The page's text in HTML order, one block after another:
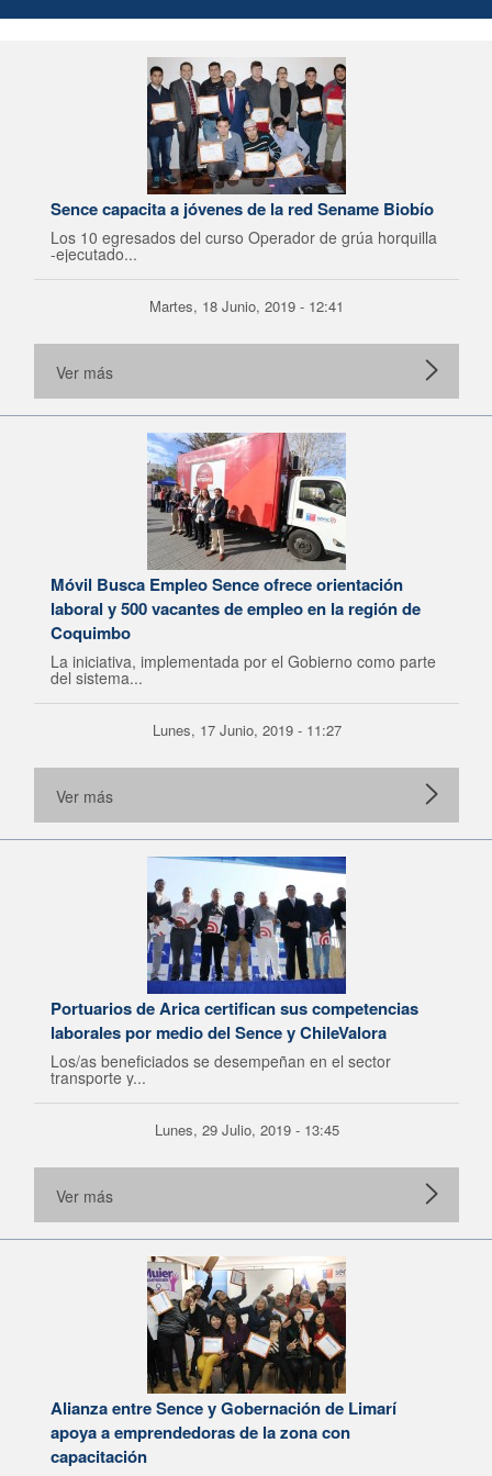
Sence capacita a jóvenes de la red Sename Biobío
Los 10 egresados del curso Operador de grúa horquilla
-ejecutado...
Martes, 18 Junio, 2019 - 12:41
Ver más
Móvil Busca Empleo Sence ofrece orientación
laboral y 500 vacantes de empleo en la región de
Coquimbo
La iniciativa, implementada por el Gobierno como parte
del sistema...
Lunes, 17 Junio, 2019 - 11:27
Ver más
Portuarios de Arica certifican sus competencias
laborales por medio del Sence y ChileValora
Los/as beneficiados se desempeñan en el sector
transporte y...
Lunes, 29 Julio, 2019 - 13:45
Ver más
Alianza entre Sence y Gobernación de Limarí
apoya a emprendedoras de la zona con
capacitación